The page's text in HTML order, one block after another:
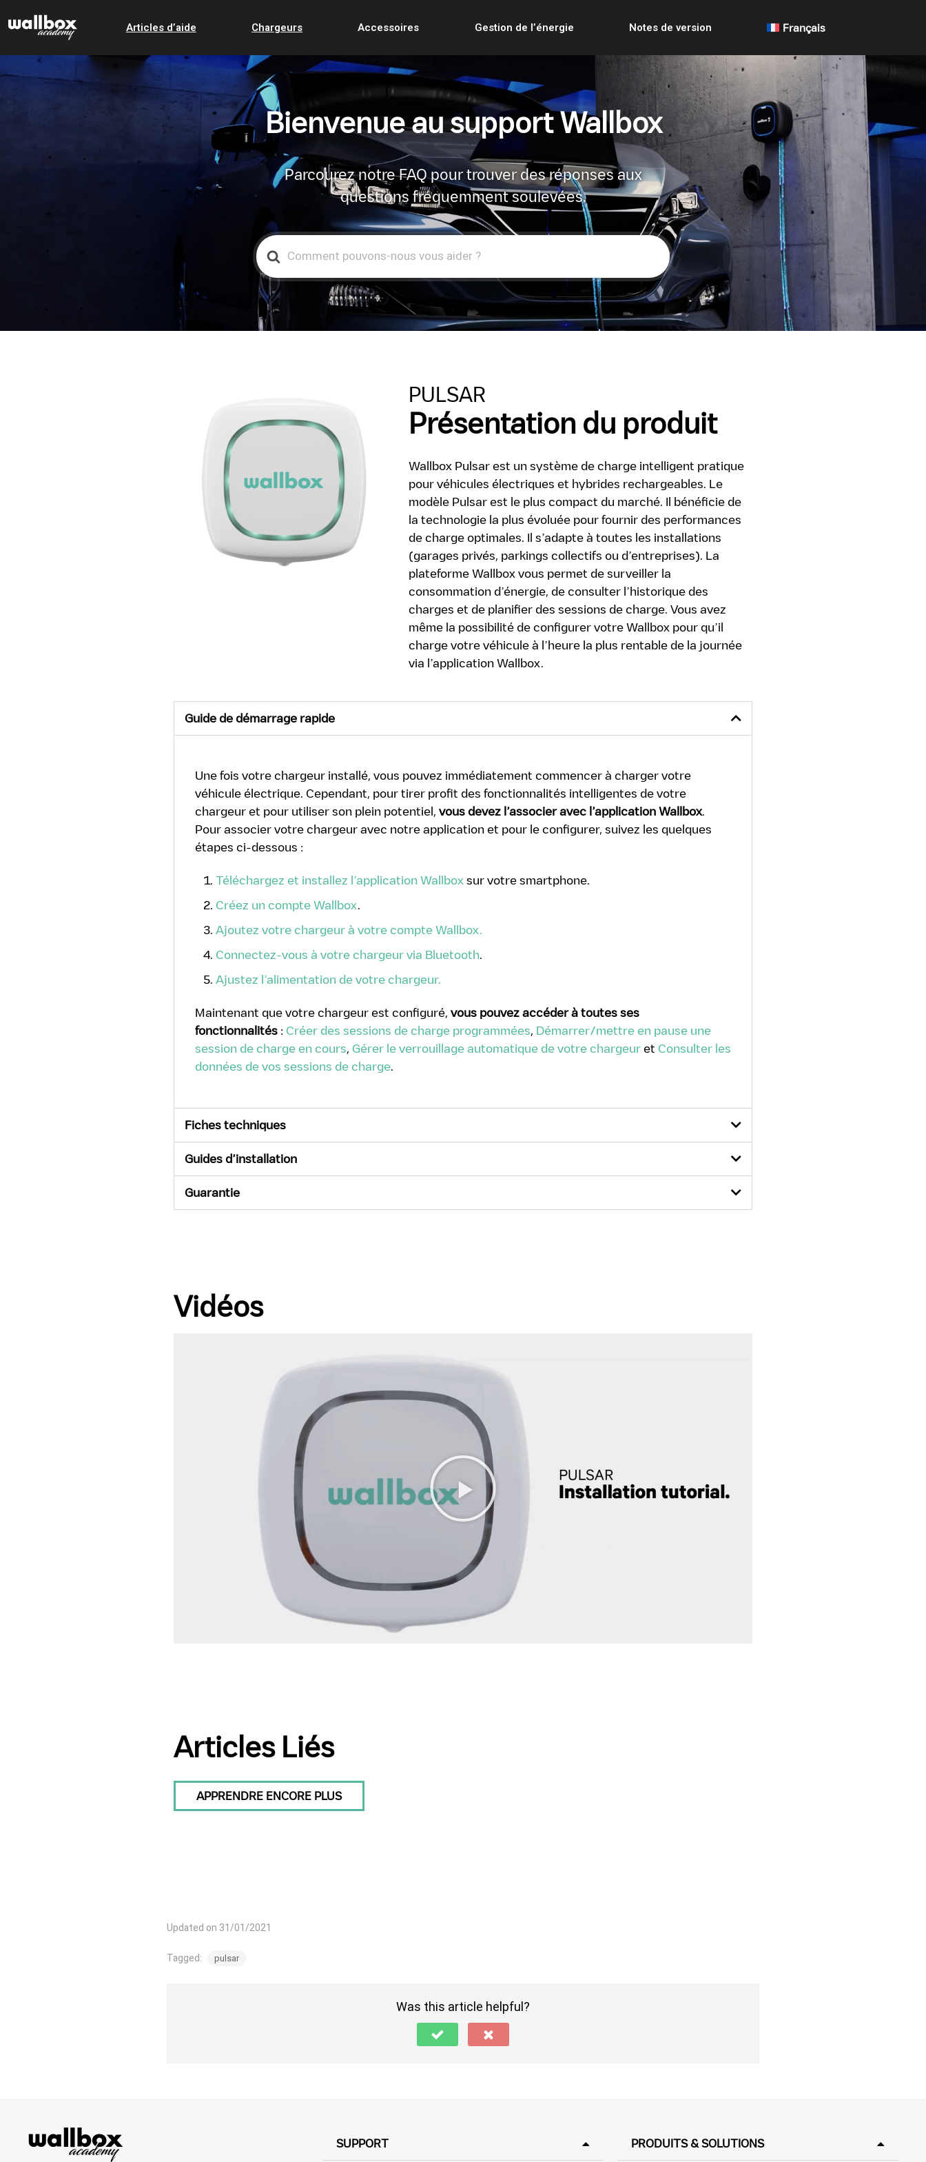
Articles d’aide Chargeurs Accessoires Gestion de l’énergie Notes de version Français
Bienvenue au support Wallbox
Parcourez notre FAQ pour trouver des réponses aux
questions fréquemment soulevées.
Search
For
PULSAR
Présentation du produit
Wallbox Pulsar est un système de charge intelligent pratique
pour véhicules électriques et hybrides rechargeables. Le
modèle Pulsar est le plus compact du marché. Il bénéficie de
la technologie la plus évoluée pour fournir des performances
de charge optimales. Il s’adapte à toutes les installations
(garages privés, parkings collectifs ou d’entreprises). La
plateforme Wallbox vous permet de surveiller la
consommation d’énergie, de consulter l’historique des
charges et de planifier des sessions de charge. Vous avez
même la possibilité de configurer votre Wallbox pour qu’il
charge votre véhicule à l’heure la plus rentable de la journée
via l’application Wallbox.
Guide de démarrage rapide
Une fois votre chargeur installé, vous pouvez immédiatement commencer à charger votre
véhicule électrique. Cependant, pour tirer profit des fonctionnalités intelligentes de votre
chargeur et pour utiliser son plein potentiel, vous devez l’associer avec l’application Wallbox.
Pour associer votre chargeur avec notre application et pour le configurer, suivez les quelques
étapes ci-dessous :
Téléchargez et installez l’application Wallbox sur votre smartphone.
Créez un compte Wallbox
Ajoutez votre chargeur à votre compte Wallbox.
Connectez-vous à votre chargeur via Bluetooth
Ajustez l’alimentation de votre chargeur.
Maintenant que votre chargeur est configuré, vous pouvez accéder à toutes ses
fonctionnalités : Créer des sessions de charge programmées Démarrer/mettre en pause une
session de charge en cours Gérer le verrouillage automatique de votre chargeur et Consulter les
données de vos sessions de charge
Fiches techniques
Guides d’installation
Guarantie
Vidéos
Articles Liés
APPRENDRE ENCORE PLUS
Updated on 31/01/2021
Tagged: pulsar
Was this article helpful?
SUPPORT PRODUITS & SOLUTIONS